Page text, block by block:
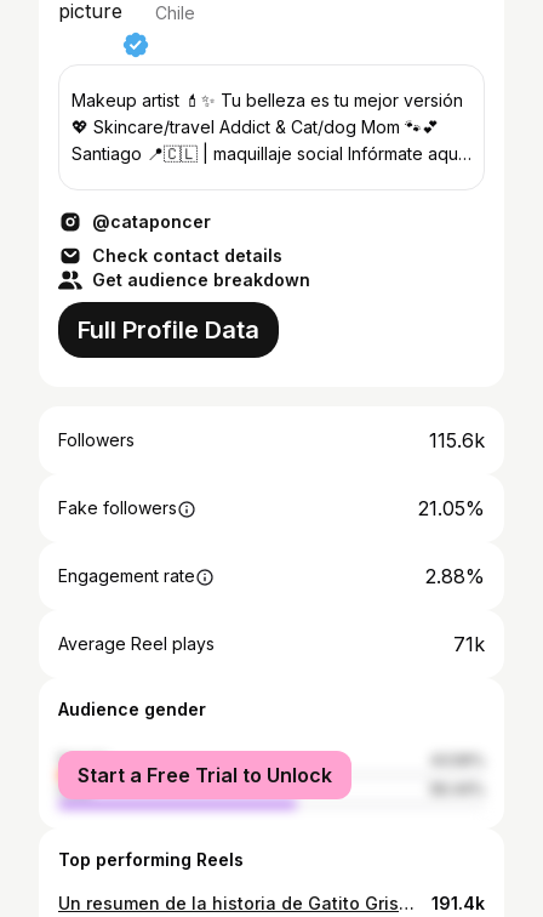
Chile
Makeup artist 💄✨ Tu belleza es tu mejor versión
💖 Skincare/travel Addict & Cat/dog Mom 🐾💕
Santiago 📍🇨🇱 | maquillaje social Infórmate aquí
@cataponcer
Check contact details
Get audience breakdown
Full Profile Data
Followers 115.6k
Fake followers 21.05%
Engagement rate 2.88%
Average Reel plays 71k
Audience gender
female
male
Start a Free Trial to Unlock
Top performing Reels
Un resumen de la historia de Gatito Gris😻❤️ Es mucho más larga, más de 2 años me costó tocarlo, mi Cachito🤍ayudó mucho, fueron amigos. A la Leelito le costó aceptarlo, pero lo logró 😊. #adoptaungatosenior #adoptanocompres🐾 #sanandosucorazon 191.4k